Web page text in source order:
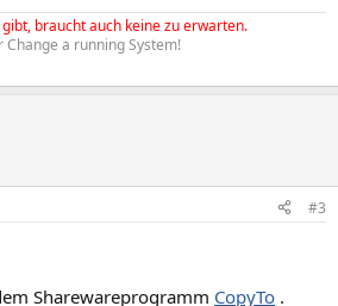
braucht auch keine zu erwarten.
Change a running System!
#3
Sharewareprogramm CopyTo .